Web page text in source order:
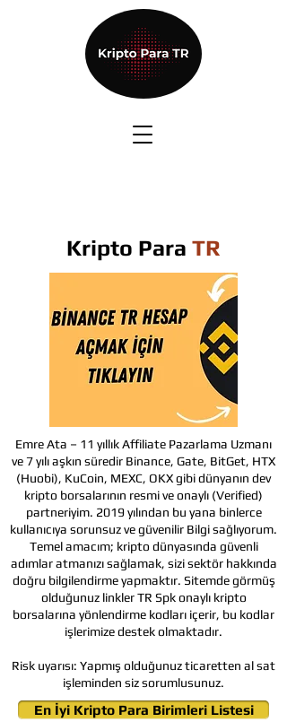
En İyi Kripto Para Birimleri Listesi
Kripto Para TR
Emre Ata – 11 yıllık Affiliate Pazarlama Uzmanı
ve 7 yılı aşkın süredir Binance, Gate, BitGet, HTX
(Huobi), KuCoin, MEXC, OKX gibi dünyanın dev
kripto borsalarının resmi ve onaylı (Verified)
partneriyim. 2019 yılından bu yana binlerce
kullanıcıya sorunsuz ve güvenilir Bilgi sağlıyorum.
Temel amacım; kripto dünyasında güvenli
adımlar atmanızı sağlamak, sizi sektör hakkında
doğru bilgilendirme yapmaktır. Sitemde görmüş
olduğunuz linkler TR Spk onaylı kripto
borsalarına yönlendirme kodları içerir, bu kodlar
işlerimize destek olmaktadır.
Risk uyarısı: Yapmış olduğunuz ticaretten al sat
işleminden siz sorumlusunuz.